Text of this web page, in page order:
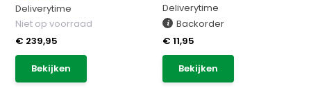
Deliverytime
Niet op voorraad
€ 239,95
Bekijken
Deliverytime
Backorder
€ 11,95
Bekijken